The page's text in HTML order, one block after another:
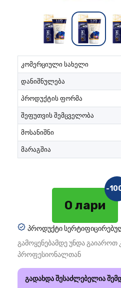
კომერციული სახელი
დანიშნულება
პროდუქტის ფორმა
შეფუთვის შემცველობა
მოსანიშნი
მარაგშია
0 лари
-
პროდუქტი
გამოყენებამდე უნდა გაიაროთ
პროფესიონალთან
გადახდა შესაძლებელია